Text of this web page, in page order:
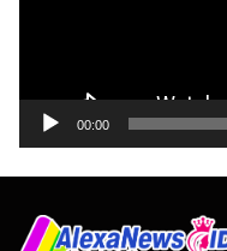
00:00